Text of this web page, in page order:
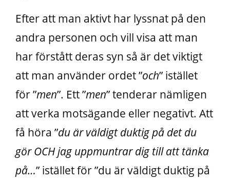
Efter att man aktivt har lyssnat på den
andra personen och vill visa att man
har förstått deras syn så är det viktigt
att man använder ordet ”och” istället
för ”men”. Ett ”men” tenderar nämligen
att verka motsägande eller negativt. Att
få höra ”du är väldigt duktig på det du
gör OCH jag uppmuntrar dig till att tänka
på…” istället för ”du är väldigt duktig på